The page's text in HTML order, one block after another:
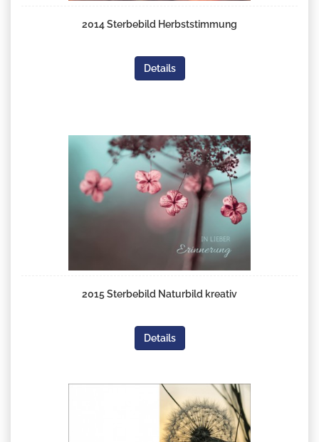
2014 Sterbebild Herbststimmung
Details
2015 Sterbebild Naturbild kreativ
Details